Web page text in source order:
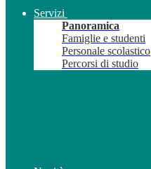
Servizi
Panoramica
Famiglie e studenti
Personale scolastico
Percorsi di studio